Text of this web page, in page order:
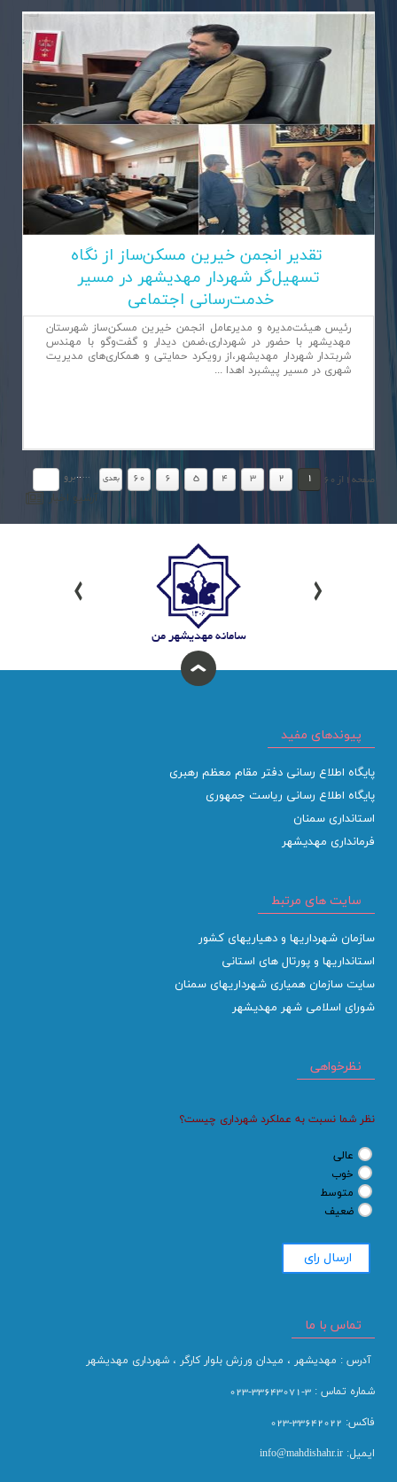
تقدیر انجمن خیرین مسكن‌ساز از نگاه
تسهیل‌گر شهردار مهدیشهر در مسیر
خدمت‌رسانی اجتماعی
رئیس هیئت‌مدیره و مدیرعامل انجمن خیرین مسکن‌ساز شهرستان
مهدیشهر با حضور در شهرداری،ضمن دیدار و گفت‌وگو با مهندس
شربتدار شهردار مهدیشهر،از رویکرد حمایتی و همکاری‌های مدیریت
شهری در مسیر پیشبرد اهدا ...
صفحه 1 از 60
1
2
3
4
5
6
... 60
. بعدي .برو
آرشيو اخبار
سامانه مهدیشهر من
پیوندهای مفید
پایگاه اطلاع رسانی دفتر مقام معظم رهبری
پایگاه اطلاع رسانی ریاست جمهوری
استانداری سمنان
فرمانداری مهدیشهر
سایت های مرتبط
سازمان شهرداریها و دهیاریهای کشور
استانداریها و پورتال های استانی
سایت سازمان همیاری شهرداریهای سمنان
شورای اسلامی شهر مهدیشهر
نظرخواهی
نظر شما نسبت به عملکرد شهرداری چیست؟
عالی
خوب
متوسط
ضعیف
ارسال راي
تماس با ما
آدرس : مهدیشهر ، میدان ورزش بلوار کارگر ، شهرداری مهدیشهر
شماره تماس : 3-33643071-023
فاکس: 33642022-023
ایمیل: info@mahdishahr.ir